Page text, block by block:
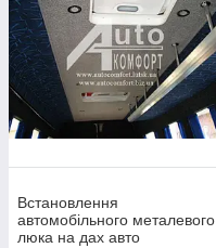
Встановлення
автомобільного металевого
люка на дах авто